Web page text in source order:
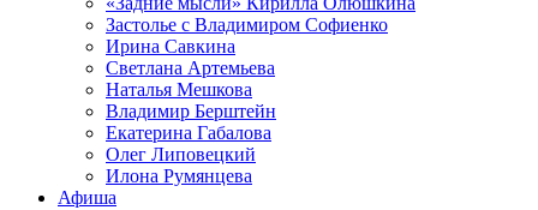
Застолье с Владимиром Софиенко
Ирина Савкина
Светлана Артемьева
Наталья Мешкова
Владимир Берштейн
Екатерина Габалова
Олег Липовецкий
Илона Румянцева
Афиша